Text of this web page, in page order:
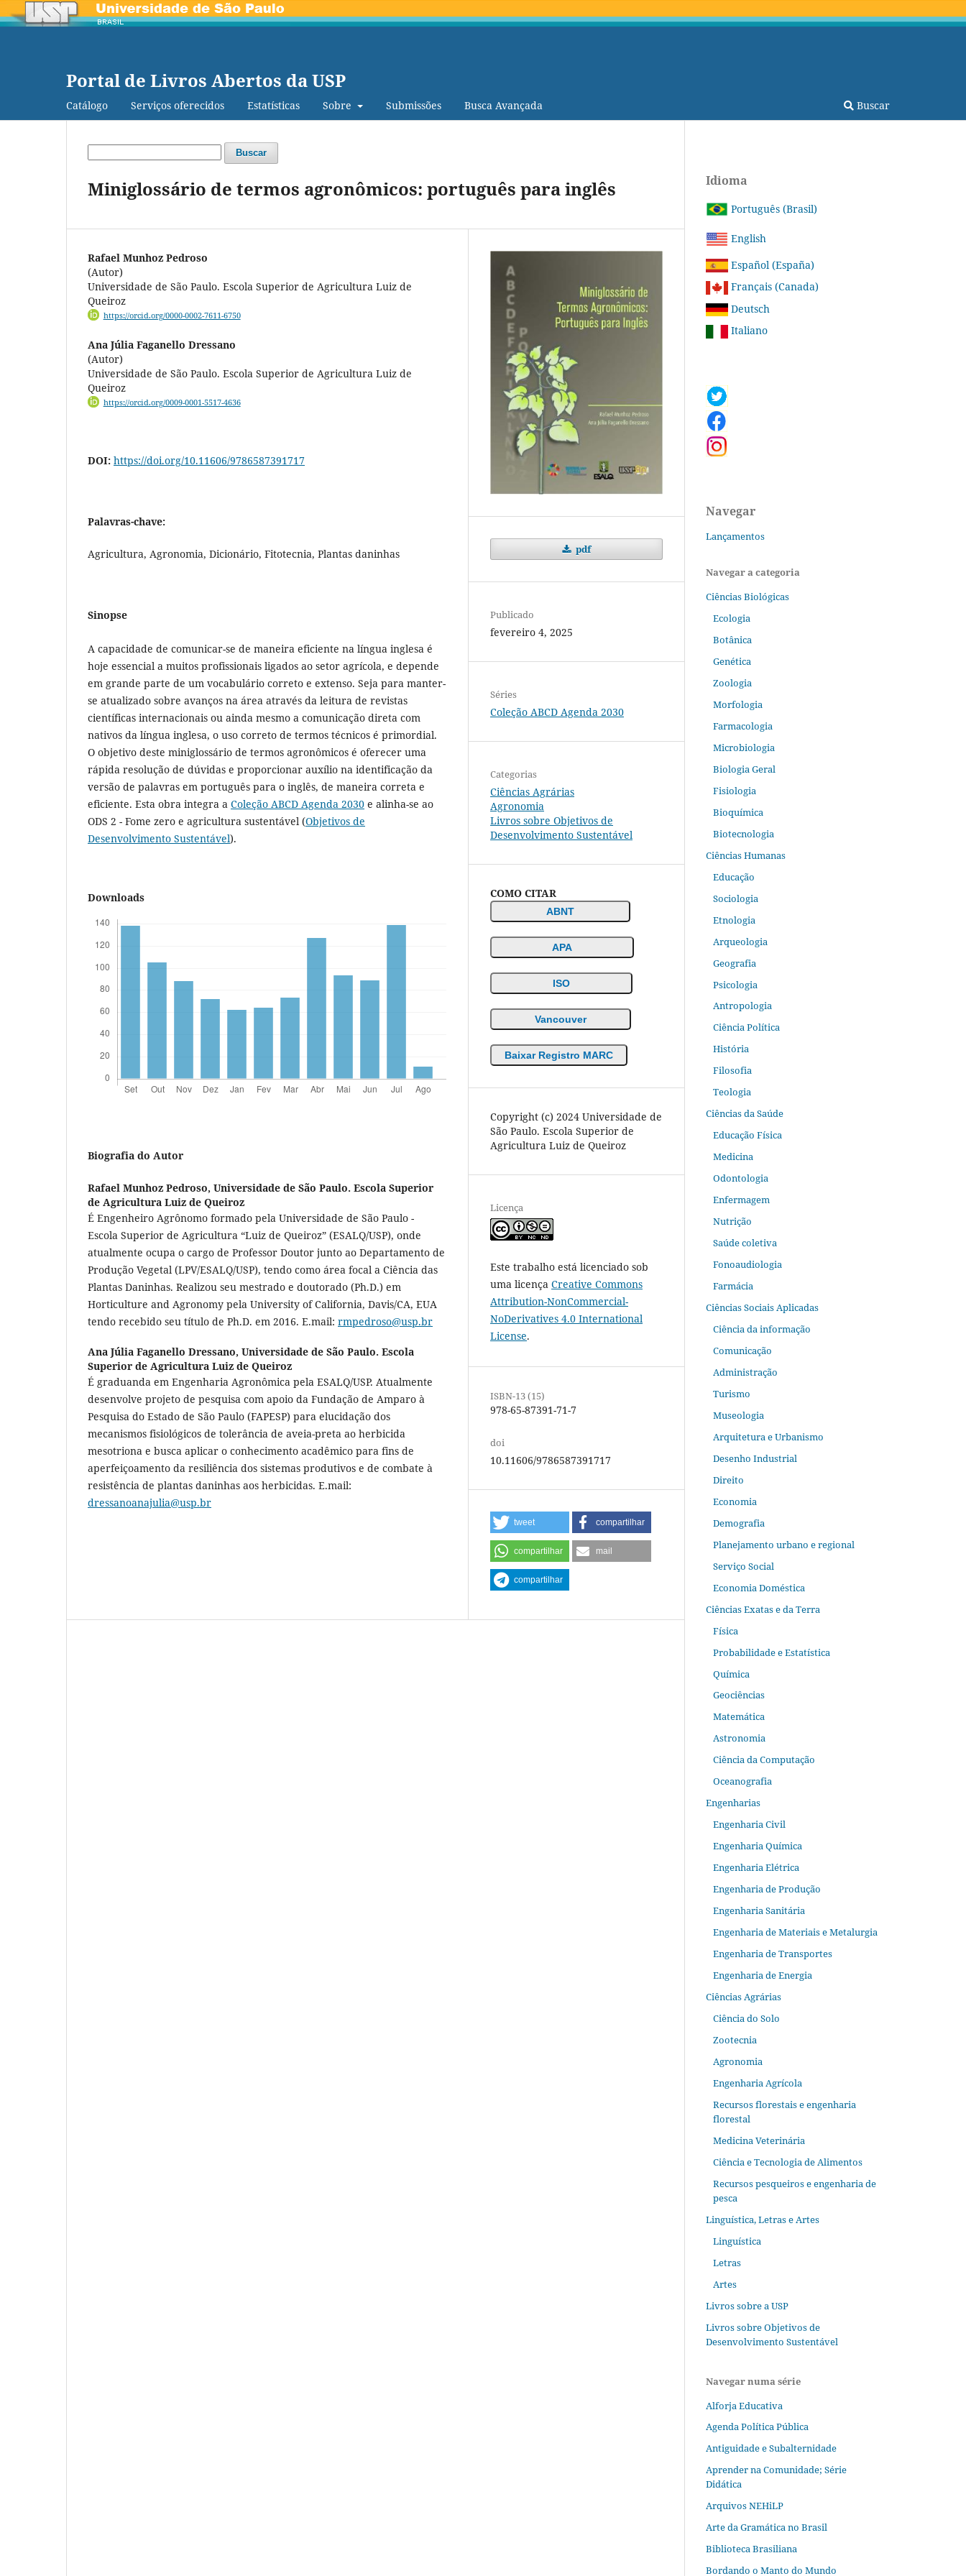
Portal de Livros Abertos da USP
Catálogo Serviços oferecidos Estatísticas Sobre Submissões Busca Avançada Buscar
Buscar
Miniglossário de termos agronômicos: português para inglês
Rafael Munhoz Pedroso
(Autor)
Universidade de São Paulo. Escola Superior de Agricultura Luiz de
Queiroz
https://orcid.org/0000-0002-7611-6750
Ana Júlia Faganello Dressano
(Autor)
Universidade de São Paulo. Escola Superior de Agricultura Luiz de
Queiroz
https://orcid.org/0009-0001-5517-4636
DOI: https://doi.org/10.11606/9786587391717
Palavras-chave:
Agricultura, Agronomia, Dicionário, Fitotecnia, Plantas daninhas
Sinopse
A capacidade de comunicar-se de maneira eficiente na língua inglesa é
hoje essencial a muitos profissionais ligados ao setor agrícola, e depende
em grande parte de um vocabulário correto e extenso. Seja para manter-
se atualizado sobre avanços na área através da leitura de revistas
científicas internacionais ou ainda mesmo a comunicação direta com
nativos da língua inglesa, o uso correto de termos técnicos é primordial.
O objetivo deste miniglossário de termos agronômicos é oferecer uma
rápida resolução de dúvidas e proporcionar auxílio na identificação da
versão de palavras em português para o inglês, de maneira correta e
eficiente. Esta obra integra a Coleção ABCD Agenda 2030 e alinha-se ao
ODS 2 - Fome zero e agricultura sustentável (Objetivos de
Desenvolvimento Sustentável).
Downloads
Biografia do Autor
Rafael Munhoz Pedroso, Universidade de São Paulo. Escola Superior
de Agricultura Luiz de Queiroz
É Engenheiro Agrônomo formado pela Universidade de São Paulo -
Escola Superior de Agricultura “Luiz de Queiroz” (ESALQ/USP), onde
atualmente ocupa o cargo de Professor Doutor junto ao Departamento de
Produção Vegetal (LPV/ESALQ/USP), tendo como área focal a Ciência das
Plantas Daninhas. Realizou seu mestrado e doutorado (Ph.D.) em
Horticulture and Agronomy pela University of California, Davis/CA, EUA
tendo recebido seu título de Ph.D. em 2016. E.mail: rmpedroso@usp.br
Ana Júlia Faganello Dressano, Universidade de São Paulo. Escola
Superior de Agricultura Luiz de Queiroz
É graduanda em Engenharia Agronômica pela ESALQ/USP. Atualmente
desenvolve projeto de pesquisa com apoio da Fundação de Amparo à
Pesquisa do Estado de São Paulo (FAPESP) para elucidação dos
mecanismos fisiológicos de tolerância de aveia-preta ao herbicida
mesotriona e busca aplicar o conhecimento acadêmico para fins de
aperfeiçoamento da resiliência dos sistemas produtivos e de combate à
resistência de plantas daninhas aos herbicidas. E.mail:
dressanoanajulia@usp.br
pdf
Publicado
fevereiro 4, 2025
Séries
Coleção ABCD Agenda 2030
Categorias
Ciências Agrárias
Agronomia
Livros sobre Objetivos de
Desenvolvimento Sustentável
COMO CITAR
ABNT
APA
ISO
Vancouver
Baixar Registro MARC
Copyright (c) 2024 Universidade de
São Paulo. Escola Superior de
Agricultura Luiz de Queiroz
Licença
Este trabalho está licenciado sob
uma licença Creative Commons
Attribution-NonCommercial-
NoDerivatives 4.0 International
License.
ISBN-13 (15)
978-65-87391-71-7
doi
10.11606/9786587391717
tweet compartilhar
compartilhar mail
compartilhar
Idioma
Português (Brasil)
English
Español (España)
Français (Canada)
Deutsch
Italiano
Navegar
Lançamentos
Navegar a categoria
Ciências Biológicas
Ecologia
Botânica
Genética
Zoologia
Morfologia
Farmacologia
Microbiologia
Biologia Geral
Fisiologia
Bioquímica
Biotecnologia
Ciências Humanas
Educação
Sociologia
Etnologia
Arqueologia
Geografia
Psicologia
Antropologia
Ciência Política
História
Filosofia
Teologia
Ciências da Saúde
Educação Física
Medicina
Odontologia
Enfermagem
Nutrição
Saúde coletiva
Fonoaudiologia
Farmácia
Ciências Sociais Aplicadas
Ciência da informação
Comunicação
Administração
Turismo
Museologia
Arquitetura e Urbanismo
Desenho Industrial
Direito
Economia
Demografia
Planejamento urbano e regional
Serviço Social
Economia Doméstica
Ciências Exatas e da Terra
Física
Probabilidade e Estatística
Química
Geociências
Matemática
Astronomia
Ciência da Computação
Oceanografia
Engenharias
Engenharia Civil
Engenharia Química
Engenharia Elétrica
Engenharia de Produção
Engenharia Sanitária
Engenharia de Materiais e Metalurgia
Engenharia de Transportes
Engenharia de Energia
Ciências Agrárias
Ciência do Solo
Zootecnia
Agronomia
Engenharia Agrícola
Recursos florestais e engenharia
florestal
Medicina Veterinária
Ciência e Tecnologia de Alimentos
Recursos pesqueiros e engenharia de
pesca
Linguística, Letras e Artes
Linguística
Letras
Artes
Livros sobre a USP
Livros sobre Objetivos de
Desenvolvimento Sustentável
Navegar numa série
Alforja Educativa
Agenda Política Pública
Antiguidade e Subalternidade
Aprender na Comunidade; Série
Didática
Arquivos NEHiLP
Arte da Gramática no Brasil
Biblioteca Brasiliana
Bordando o Manto do Mundo